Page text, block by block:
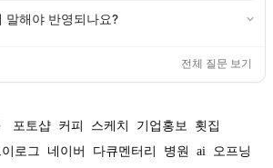
말해야 반영되나요?
전체 질문 보기
포토샵 커피 스케치 기업홍보
횟집
이로그 네이버 다큐멘터리 병원 ai
오프닝